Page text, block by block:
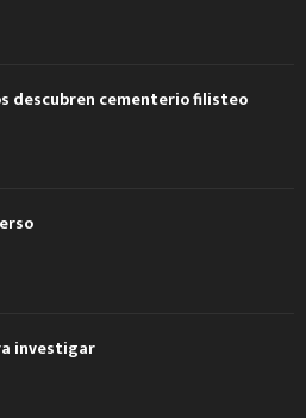
descubren cementerio filisteo
investigar